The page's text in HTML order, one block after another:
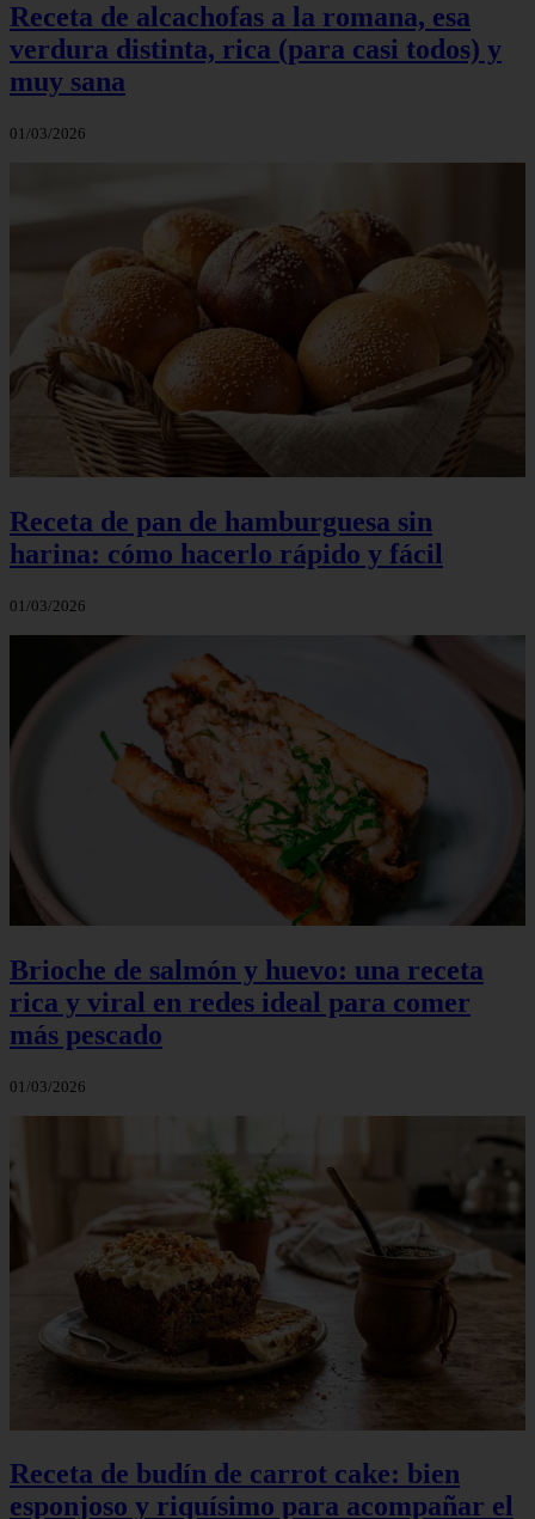
Receta de alcachofas a la romana, esa
verdura distinta, rica (para casi todos) y
muy sana
01/03/2026
Receta de pan de hamburguesa sin
harina: cómo hacerlo rápido y fácil
01/03/2026
Brioche de salmón y huevo: una receta
rica y viral en redes ideal para comer
más pescado
01/03/2026
Receta de budín de carrot cake: bien
esponjoso y riquísimo para acompañar el